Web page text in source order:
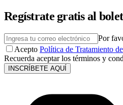
Regístrate gratis al
Por
Acepto Política de Tratamiento
Recuerda aceptar los términos y
INSCRÍBETE AQUÍ